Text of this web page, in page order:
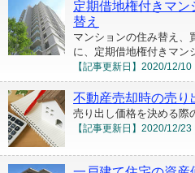
定期借地権付きマ
替え
マンションの住み替え、
に、定期借地権付きマン
【記事更新日】 2020/12/10
不動産売却時の売り
売り出し価格を決める際
【記事更新日】 2020/12/23